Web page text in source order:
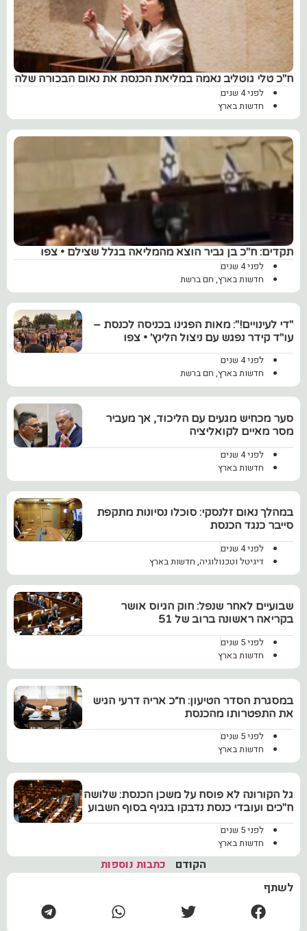
ח"כ טלי גוטליב נאמה במליאת הכנסת את נאום הבכורה שלה
לפני 4 שנים
חדשות בארץ
תקדים: ח"כ בן גביר הוצא מהמליאה בגלל שצילם • צפו
לפני 4 שנים
חדשות בארץ, חם ברשת
"די לעינויים!": מאות הפגינו בכניסה לכנסת –
עו"ד קידר נפגש עם ניצול הלינץ' • צפו
לפני 4 שנים
חדשות בארץ, חם ברשת
סער מכחיש מגעים עם הליכוד, אך מעביר
מסר מאיים לקואליציה
לפני 4 שנים
חדשות בארץ
במהלך נאום זלנסקי: סוכלו נסיונות מתקפת
סייבר כנגד הכנסת
לפני 4 שנים
דיגיטל וטכנולוגיה, חדשות בארץ
שבועיים לאחר שנפל: חוק הגיוס אושר
בקריאה ראשונה ברוב של 51
לפני 5 שנים
חדשות בארץ
במסגרת הסדר הטיעון: ח״כ אריה דרעי הגיש
את התפטרותו מהכנסת
לפני 5 שנים
חדשות בארץ
גל הקורונה לא פוסח על משכן הכנסת: שלושה
ח"כים ועובדי כנסת נדבקו בנגיף בסוף השבוע
לפני 5 שנים
חדשות בארץ
הקודם
כתבות נוספות
לשתף